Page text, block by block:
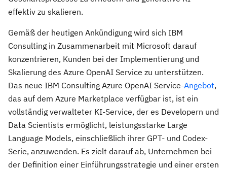
effektiv zu skalieren.
Gemäß der heutigen Ankündigung wird sich IBM
Consulting in Zusammenarbeit mit Microsoft darauf
konzentrieren, Kunden bei der Implementierung und
Skalierung des Azure OpenAI Service zu unterstützen.
Das neue IBM Consulting Azure OpenAI Service-Angebot,
das auf dem Azure Marketplace verfügbar ist, ist ein
vollständig verwalteter KI-Service, der es Developern und
Data Scientists ermöglicht, leistungsstarke Large
Language Models, einschließlich ihrer GPT- und Codex-
Serie, anzuwenden. Es zielt darauf ab, Unternehmen bei
der Definition einer Einführungsstrategie und einer ersten